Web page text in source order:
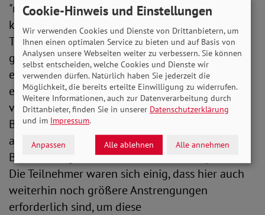
"nachzubessern", damit es zu einem Gesetz
kommen kann, das die volle, gleichberechtigte
Teilhabe von Menschen mit Behinderung in der
gesellschaftlichen Wirklichkeit einen
entscheidenden Schritt voranbringt. Frau Vogt
erläuterte dazu u.a. den von der Fraktion
vorgesehenen Antrag in der Bremischen
Bürgerschaft. In diesem Zusammenhang wurde
auch die Si­tuation von Menschen mit
Behinderung auf dem Arbeitsmarkt besprochen.
Die Teilnehmer waren sich einig, dass hier auch
weiterhin noch größere Anstrengun­gen
erforderlich sind, um diese
Cookie-Hinweis und Einstellungen
Wir verwenden Cookies und Dienste von Drittanbietern, um
Ihnen einen optimalen Service zu bieten und auf Basis von
Analysen unsere Webseiten weiter zu verbessern. Sie können
selbst entscheiden, welche Cookies und Dienste wir
verwenden dürfen. Natürlich haben Sie jederzeit die
Möglichkeit, die bereits erteilte Einwilligung zu widerrufen.
Weitere Informationen, auch zur Datenverarbeitung durch
Drittanbieter, finden Sie in unserer Datenschutzerklärung
und im Impressum.
Anpassen Alle ablehnen Alle annehmen